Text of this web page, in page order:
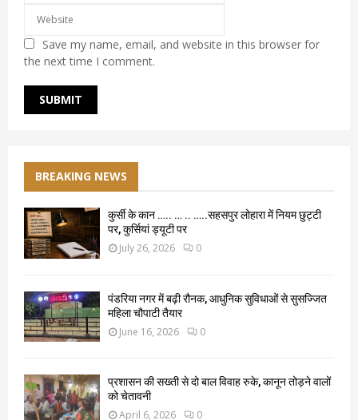
Save my name, email, and website in this browser for
the next time I comment.
BREAKING NEWS
कुर्सी के कान ….. … .. …..सहसपुर लोहारा में नियम छुट्टी
पर, कुर्सियां ड्यूटी पर
July 26, 2026 0
पंडरिया नगर में बढ़ी रौनक, आधुनिक सुविधाओं से सुसज्जित
महिला चौपाटी तैयार
June 16, 2026 0
प्रशासन की सख्ती से दो बाल विवाह रुके, कानून तोड़ने वालों
को चेतावनी
April 6, 2026 0